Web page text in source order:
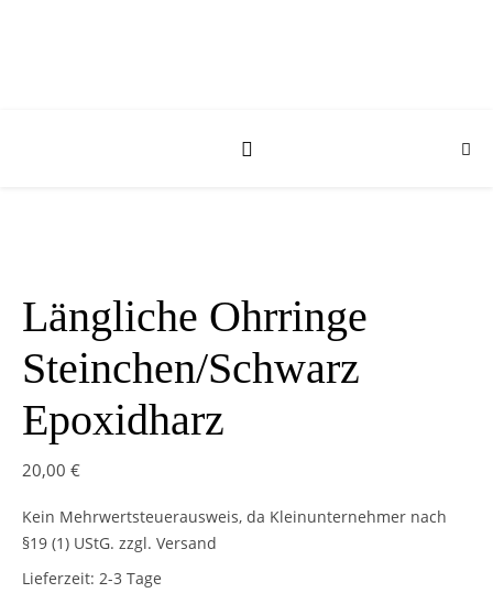
Längliche Ohrringe
Steinchen/Schwarz
Epoxidharz
20,00 €
Kein Mehrwertsteuerausweis, da Kleinunternehmer nach
§19 (1) UStG. zzgl. Versand
Lieferzeit: 2-3 Tage